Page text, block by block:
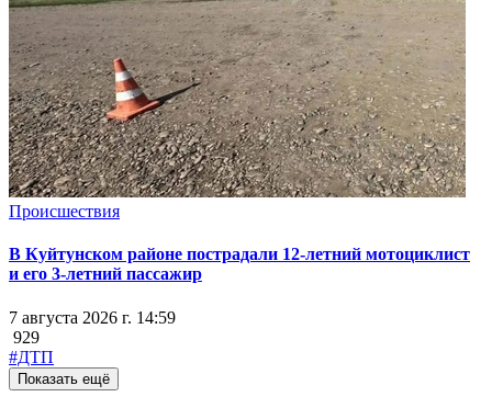
Происшествия
В Куйтунском районе пострадали 12-летний мотоциклист
и его 3-летний пассажир
7 августа 2026 г. 14:59
929
#ДТП
Показать ещё